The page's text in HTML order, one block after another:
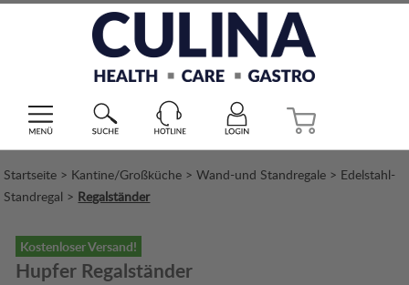
Startseite > Kantine/Großküche >Wand-und Standregale > Edelstahl-
Standregal > Regalständer
Kostenloser Versand!
Hupfer Regalständer